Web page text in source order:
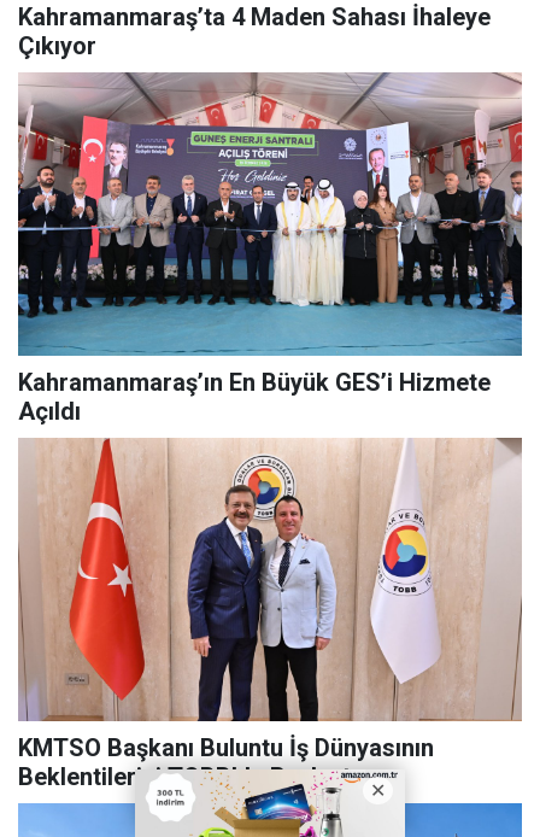
Kahramanmaraş’ta 4 Maden Sahası İhaleye
Çıkıyor
Kahramanmaraş’ın En Büyük GES’i Hizmete
Açıldı
KMTSO Başkanı Buluntu İş Dünyasının
Beklentilerini TOBB’da Paylaştı